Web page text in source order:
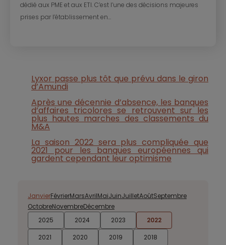
dédié aux PME et aux ETI. C’est l’une des décisions majeures
prises par l’établissement en...
Lyxor passe plus tôt que prévu dans le giron
d’Amundi
Après une décennie d’absence, les banques
d’affaires tricolores se retrouvent sur les
plus hautes marches des classements du
M&A
La saison 2022 sera plus compliquée que
2021 pour les banques européennes qui
gardent cependant leur optimisme
2025 2024 2023
2022
2021
2020 2019 2018
JanvierFévrierMarsAvrilMaiJuinJuilletAoûtSeptembre
OctobreNovembreDécembre